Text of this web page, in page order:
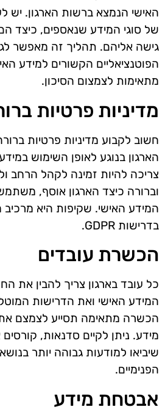
האישי הנמצא ברשות הארגון. יש
של סוגי המידע שנאספים, כיצד
גישה אליהם. תהליך זה מאפשר
הפוטנציאליים הקשורים למידע
מתאימות לצמצום הסיכון.
מדיניות פרטיות
חשוב לקבוע מדיניות פרטיות
הארגון בנוגע לאופן השימוש
צריכה להיות זמינה לקהל הרחב
וברורה כיצד הארגון אוסף,
המידע האישי. שקיפות היא מרכיב
בדרישות GDPR.
הכשרת עובדים
כל עובד בארגון צריך להבין את
המידע האישי ואת הדרישות
הכשרה מתאימה תסייע לצמצם את
מידע. ניתן לקיים סדנאות,
שיביאו למודעות גבוהה יותר
הפנימיים.
אבטחת מידע